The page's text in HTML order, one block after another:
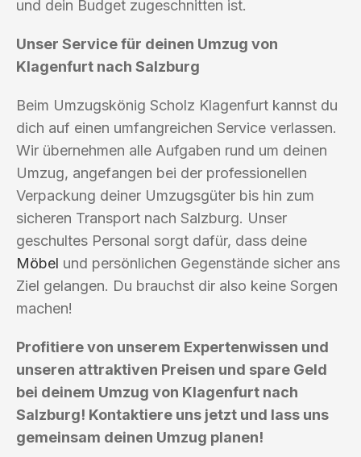
und dein Budget zugeschnitten ist.
Unser Service für deinen Umzug von
Klagenfurt nach Salzburg
Beim Umzugskönig Scholz Klagenfurt kannst du
dich auf einen umfangreichen Service verlassen.
Wir übernehmen alle Aufgaben rund um deinen
Umzug, angefangen bei der professionellen
Verpackung deiner Umzugsgüter bis hin zum
sicheren Transport nach Salzburg. Unser
geschultes Personal sorgt dafür, dass deine
Möbel und persönlichen Gegenstände sicher ans
Ziel gelangen. Du brauchst dir also keine Sorgen
machen!
Profitiere von unserem Expertenwissen und
unseren attraktiven Preisen und spare Geld
bei deinem Umzug von Klagenfurt nach
Salzburg! Kontaktiere uns jetzt und lass uns
gemeinsam deinen Umzug planen!